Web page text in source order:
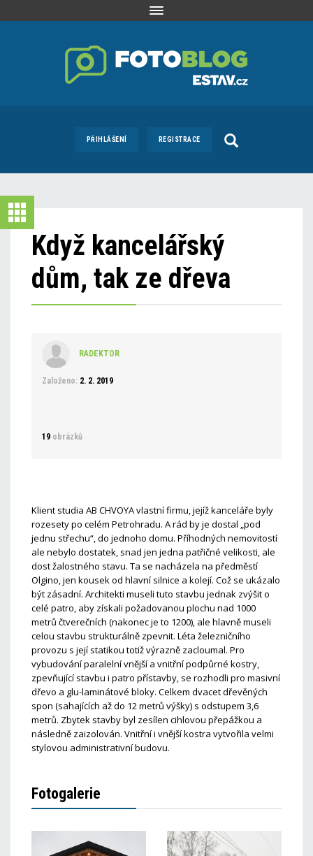
Toggle
PŘIHLÁŠENÍ REGISTRACE
Když kancelářský
dům, tak ze dřeva
RADEKTOR
Založeno: 2. 2. 2019
19 obrázků
Klient studia AB CHVOYA vlastní firmu, jejíž kanceláře byly
rozesety po celém Petrohradu. A rád by je dostal „pod
jednu střechu“, do jednoho domu. Příhodných nemovitostí
ale nebylo dostatek, snad jen jedna patřičné velikosti, ale
dost žalostného stavu. Ta se nacházela na předměstí
Olgino, jen kousek od hlavní silnice a kolejí. Což se ukázalo
být zásadní. Architekti museli tuto stavbu jednak zvýšit o
celé patro, aby získali požadovanou plochu nad 1000
metrů čtverečních (nakonec je to 1200), ale hlavně museli
celou stavbu strukturálně zpevnit. Léta železničního
provozu s její statikou totiž výrazně zacloumal. Pro
vybudování paralelní vnější a vnitřní podpůrné kostry,
zpevňující stavbu i patro přístavby, se rozhodli pro masivní
dřevo a glu-laminátové bloky. Celkem dvacet dřevěných
spon (sahajících až do 12 metrů výšky) s odstupem 3,6
metrů. Zbytek stavby byl zesílen cihlovou přepážkou a
následně zaizolován. Vnitřní i vnější kostra vytvořila velmi
stylovou administrativní budovu.
Fotogalerie